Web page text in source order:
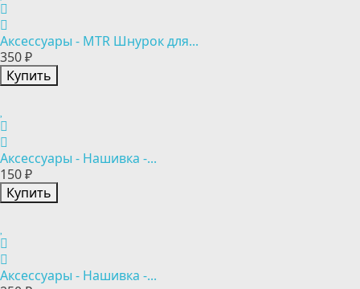
Аксессуары - MTR Шнурок для...
350 ₽
Купить
Аксессуары - Нашивка -...
150 ₽
Купить
Аксессуары - Нашивка -...